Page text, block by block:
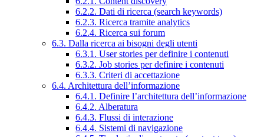
6.2.2. Dati di ricerca (search keywords)
6.2.3. Ricerca tramite analytics
6.2.4. Ricerca sui forum
6.3. Dalla ricerca ai bisogni degli utenti
6.3.1. User stories per definire i contenuti
6.3.2. Job stories per definire i contenuti
6.3.3. Criteri di accettazione
6.4. Architettura dell’informazione
6.4.1. Definire l’architettura dell’informazione
6.4.2. Alberatura
6.4.3. Flussi di interazione
6.4.4. Sistemi di navigazione